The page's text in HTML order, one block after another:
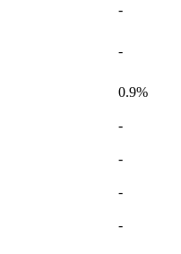
-
-
0.9%
-
-
-
-